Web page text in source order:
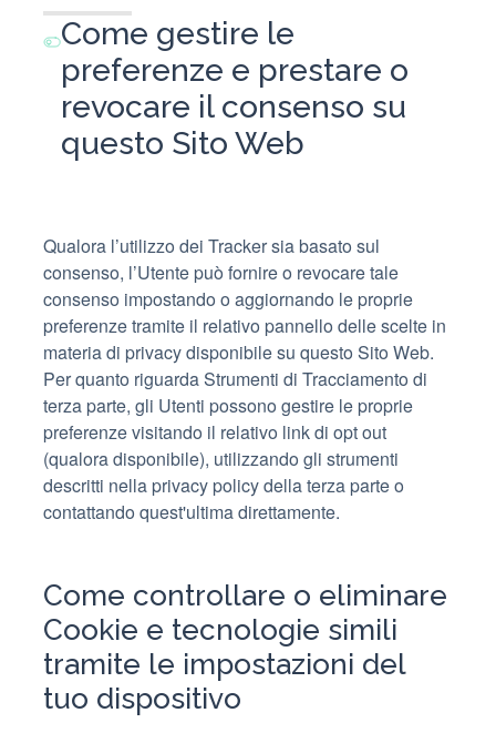
Come gestire le
preferenze e prestare o
revocare il consenso su
questo Sito Web
Qualora l’utilizzo dei Tracker sia basato sul
consenso, l’Utente può fornire o revocare tale
consenso impostando o aggiornando le proprie
preferenze tramite il relativo pannello delle scelte in
materia di privacy disponibile su questo Sito Web.
Per quanto riguarda Strumenti di Tracciamento di
terza parte, gli Utenti possono gestire le proprie
preferenze visitando il relativo link di opt out
(qualora disponibile), utilizzando gli strumenti
descritti nella privacy policy della terza parte o
contattando quest'ultima direttamente.
Come controllare o eliminare
Cookie e tecnologie simili
tramite le impostazioni del
tuo dispositivo